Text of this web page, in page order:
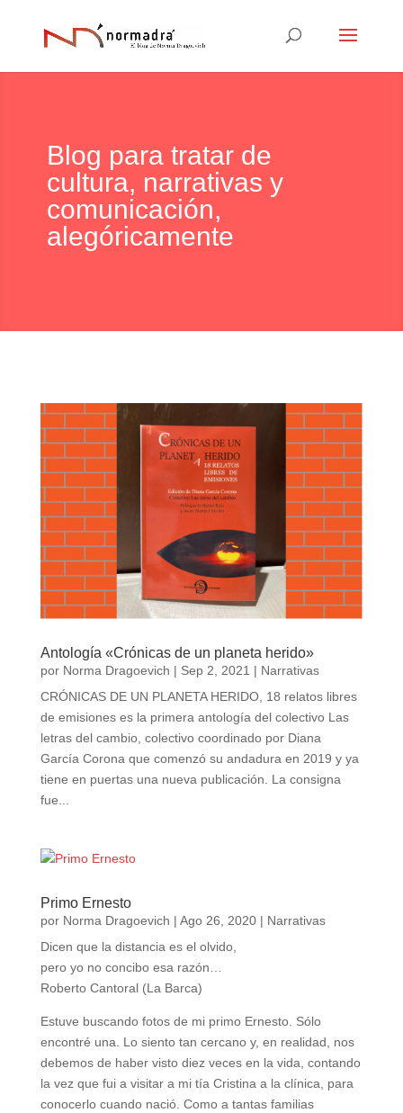
Blog para tratar de
cultura, narrativas y
comunicación,
alegóricamente
Antología «Crónicas de un planeta herido»
por Norma Dragoevich | Sep 2, 2021 | Narrativas
CRÓNICAS DE UN PLANETA HERIDO, 18 relatos libres
de emisiones es la primera antología del colectivo Las
letras del cambio, colectivo coordinado por Diana
García Corona que comenzó su andadura en 2019 y ya
tiene en puertas una nueva publicación. La consigna
fue...
Primo Ernesto
por Norma Dragoevich | Ago 26, 2020| Narrativas
Dicen que la distancia es el olvido,
pero yo no concibo esa razón…
Roberto Cantoral (La Barca)
Estuve buscando fotos de mi primo Ernesto. Sólo
encontré una. Lo siento tan cercano y, en realidad, nos
debemos de haber visto diez veces en la vida, contando
la vez que fui a visitar a mi tía Cristina a la clínica, para
conocerlo cuando nació. Como a tantas familias